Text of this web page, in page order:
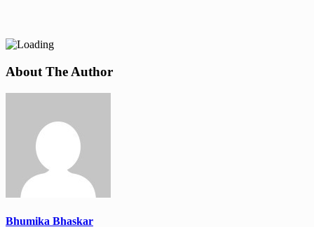
About The Author
Bhumika Bhaskar